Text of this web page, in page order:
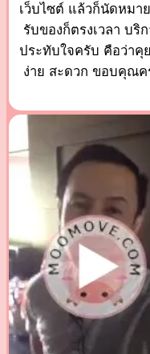
เว็บไซต์ แล้วก็นัดหมา
รับของก็ตรงเวลา บริ
ประทับใจครับ คือว่าคุ
ง่าย สะดวก ขอบคุณค